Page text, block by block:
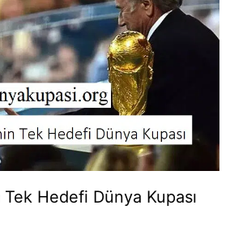
Hedefi Dünya Kupası